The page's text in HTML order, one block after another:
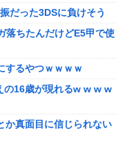
ちたんだけどE5甲で使
るやつｗｗｗｗ
知らせる貼り紙に応援
なったらミニスカート
だった3DSに負けそう
落ちたんだけどE5甲で使
するやつｗｗｗｗ
の16歳が現れるw w w w
か真面目に信じられない